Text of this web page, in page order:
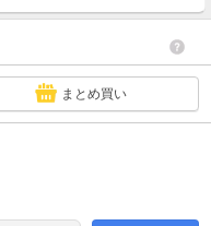
まとめ買い